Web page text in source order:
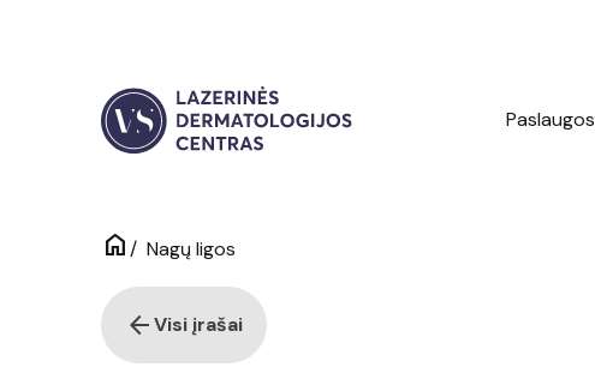
Paslaugos
home/ Nagų ligos
arrow_backVisi įrašai